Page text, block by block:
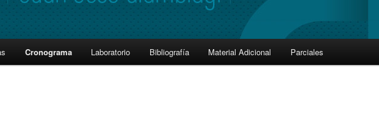
Cronograma Laboratorio Bibliografía Material Adicional Parciales